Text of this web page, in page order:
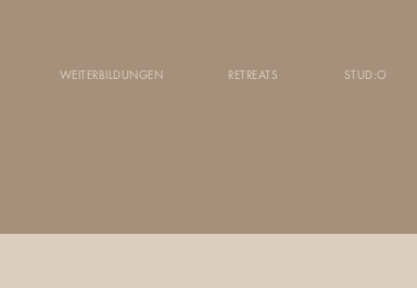
WEITERBILDUNGEN RETREATS STUD:O